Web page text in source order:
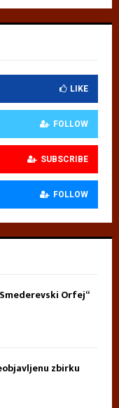
LIKE
FOLLOW
SUBSCRIBE
FOLLOW
Orfej“
zbirku